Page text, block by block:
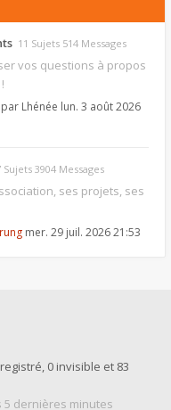
11 Sujets 514 Messages
vos questions à propos
par Lhénée lun. 3 août 2026
Sujets 3904 Messages
ses projets, ses
mer. 29 juil. 2026 21:53
0 invisible et 83
5 dernières minutes